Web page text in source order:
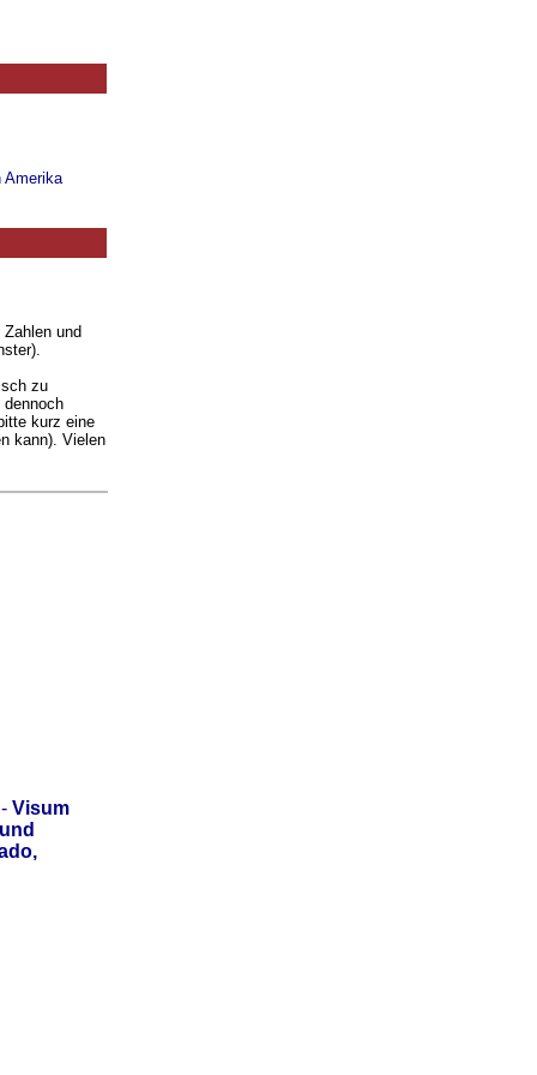
Amerika
Zahlen und
zu
kurz eine
kann). Vielen
- Visum